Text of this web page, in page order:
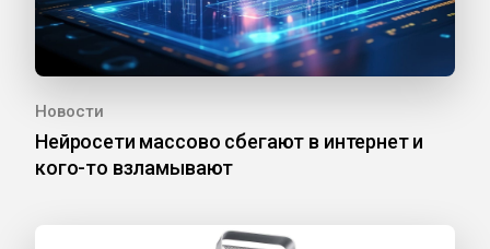
Новости
Нейросети массово сбегают в интернет и
кого-то взламывают